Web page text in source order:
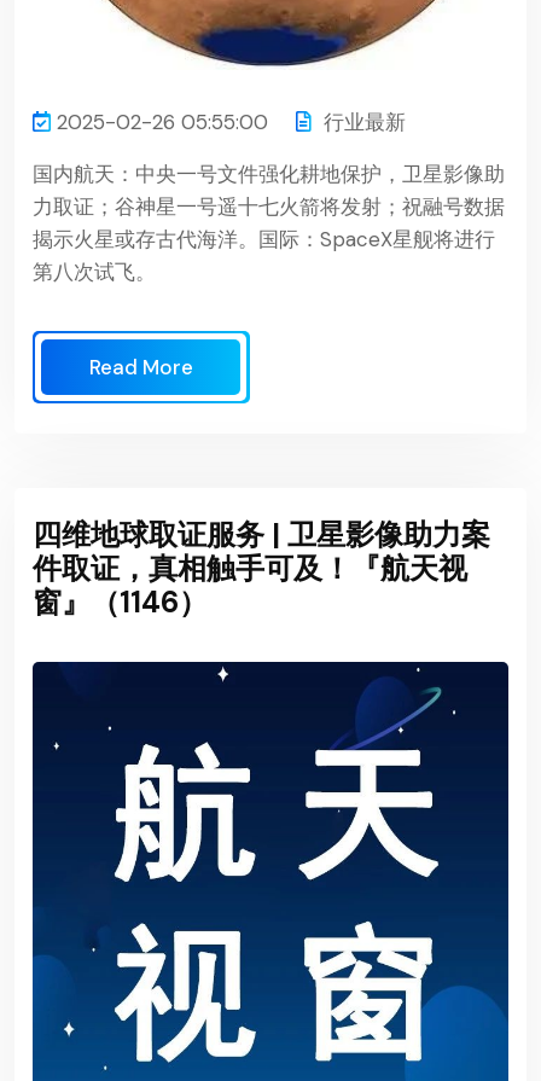
2025-02-26 05:55:00
行业最新
国内航天：中央一号文件强化耕地保护，卫星影像助
力取证；谷神星一号遥十七火箭将发射；祝融号数据
揭示火星或存古代海洋。国际：SpaceX星舰将进行
第八次试飞。
Read More
四维地球取证服务 | 卫星影像助力案
件取证，真相触手可及！『航天视
窗』（1146）